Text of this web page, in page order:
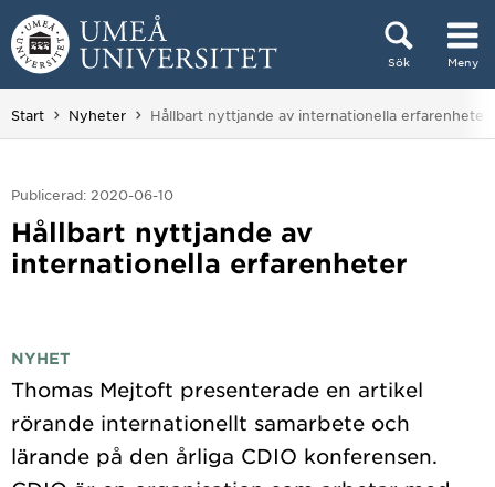
Hoppa direkt till innehållet
Sök Meny
Huvudmenyn dold.
Start Nyheter Du är här:
Hållbart nyttjande av internationella erfarenheter
Publicerad: 2020-06-10
Hållbart nyttjande av
internationella erfarenheter
NYHET
Thomas Mejtoft presenterade en artikel
rörande internationellt samarbete och
lärande på den årliga CDIO konferensen.